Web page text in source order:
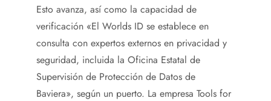
Esto avanza, así como la capacidad de
verificación «El Worlds ID se establece en
consulta con expertos externos en privacidad y
seguridad, incluida la Oficina Estatal de
Supervisión de Protección de Datos de
Baviera», según un puerto. La empresa Tools for